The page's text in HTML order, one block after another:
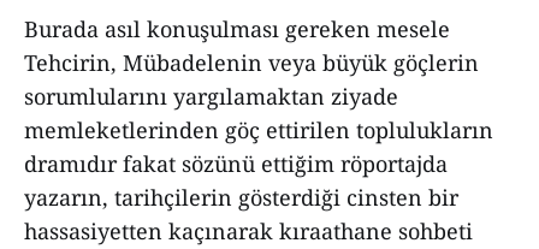
Burada asıl konuşulması gereken mesele
Tehcirin, Mübadelenin veya büyük göçlerin
sorumlularını yargılamaktan ziyade
memleketlerinden göç ettirilen toplulukların
dramıdır fakat sözünü ettiğim röportajda
yazarın, tarihçilerin gösterdiği cinsten bir
hassasiyetten kaçınarak kıraathane sohbeti